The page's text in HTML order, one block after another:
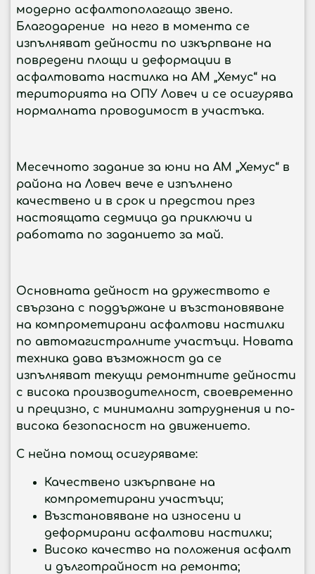
модерно асфалтополагащо звено.
Благодарение на него в момента се
изпълняват дейности по изкърпване на
повредени площи и деформации в
асфалтовата настилка на АМ „Хемус“ на
територията на ОПУ Ловеч и се осигурява
нормалната проводимост в участъка.
Месечното задание за юни на АМ „Хемус“ в
района на Ловеч вече е изпълнено
качествено и в срок и предстои през
настоящата седмица да приключи и
работата по заданието за май.
Основната дейност на дружеството е
свързана с поддържане и възстановяване
на компрометирани асфалтови настилки
по автомагистралните участъци. Новата
техника дава възможност да се
изпълняват текущи ремонтните дейности
с висока производителност, своевременно
и прецизно, с минимални затруднения и по-
висока безопасност на движението.
С нейна помощ осигуряваме:
Качествено изкърпване на
компрометирани участъци;
Възстановяване на износени и
деформирани асфалтови настилки;
Високо качество на положения асфалт
и дълготрайност на ремонта;